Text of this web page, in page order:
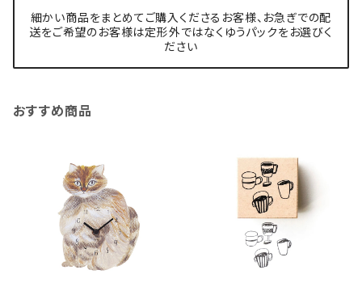
細かい商品をまとめてご購入くださるお客様、お急ぎでの配
送をご希望のお客様は定形外ではなくゆうパックをお選びく
ださい
おすすめ商品